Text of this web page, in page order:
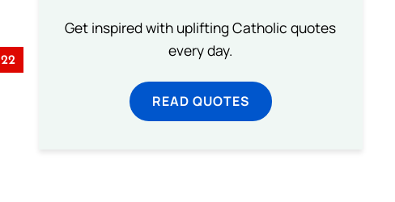
22
Get inspired with uplifting Catholic quotes
every day.
READ QUOTES